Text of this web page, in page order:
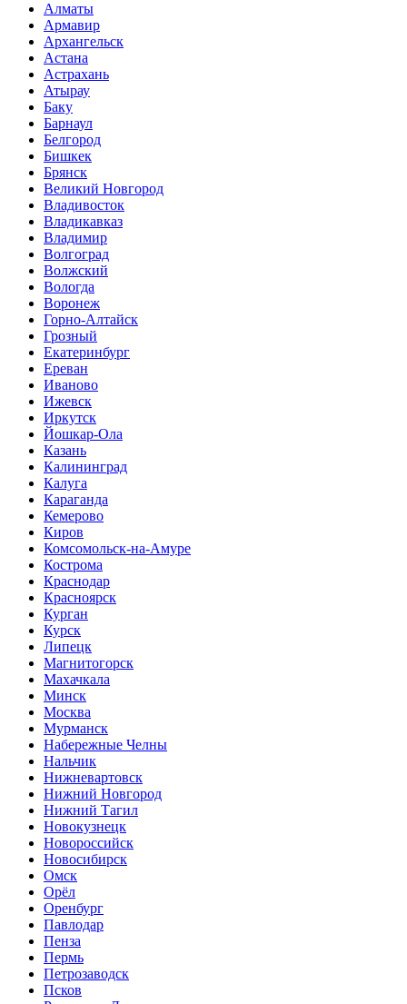
Алматы
Армавир
Архангельск
Астана
Астрахань
Атырау
Баку
Барнаул
Белгород
Бишкек
Брянск
Великий Новгород
Владивосток
Владикавказ
Владимир
Волгоград
Волжский
Вологда
Воронеж
Горно-Алтайск
Грозный
Екатеринбург
Ереван
Иваново
Ижевск
Иркутск
Йошкар-Ола
Казань
Калининград
Калуга
Караганда
Кемерово
Киров
Комсомольск-на-Амуре
Кострома
Краснодар
Красноярск
Курган
Курск
Липецк
Магнитогорск
Махачкала
Минск
Москва
Мурманск
Набережные Челны
Нальчик
Нижневартовск
Нижний Новгород
Нижний Тагил
Новокузнецк
Новороссийск
Новосибирск
Омск
Орёл
Оренбург
Павлодар
Пенза
Пермь
Петрозаводск
Псков